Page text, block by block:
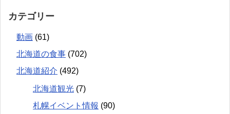
カテゴリー
動画 (61)
北海道の食事 (702)
北海道紹介 (492)
北海道観光 (7)
札幌イベント情報 (90)